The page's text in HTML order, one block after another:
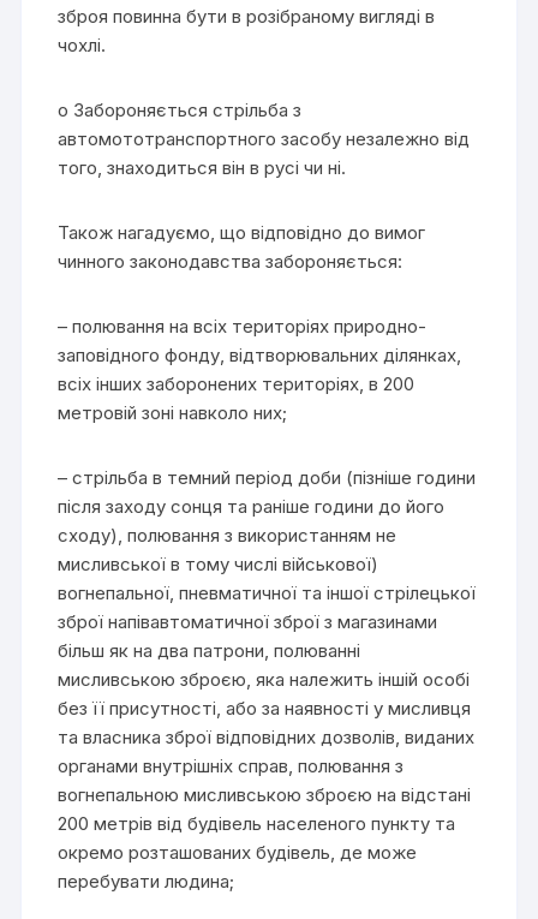
зброя повинна бути в розібраному вигляді в
чохлі.
o Забороняється стрільба з
автомототранспортного засобу незалежно від
того, знаходиться він в русі чи ні.
Також нагадуємо, що відповідно до вимог
чинного законодавства забороняється:
– полювання на всіх територіях природно-
заповідного фонду, відтворювальних ділянках,
всіх інших заборонених територіях, в 200
метровій зоні навколо них;
– стрільба в темний період доби (пізніше години
після заходу сонця та раніше години до його
сходу), полювання з використанням не
мисливської в тому числі військової)
вогнепальної, пневматичної та іншої стрілецької
зброї напівавтоматичної зброї з магазинами
більш як на два патрони, полюванні
мисливською зброєю, яка належить іншій особі
без її присутності, або за наявності у мисливця
та власника зброї відповідних дозволів, виданих
органами внутрішніх справ, полювання з
вогнепальною мисливською зброєю на відстані
200 метрів від будівель населеного пункту та
окремо розташованих будівель, де може
перебувати людина;